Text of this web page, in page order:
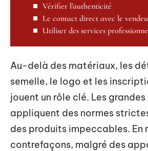
Vérifier l’authenticité
Le contact direct avec le
Utiliser des services
Au-delà des matériaux, les
semelle, le logo et les
jouent un rôle clé. Les
appliquent des normes
des produits impeccables. En
contrefaçons, malgré des